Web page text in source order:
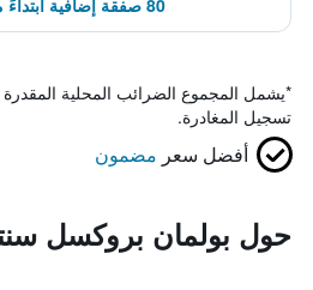
80 صفقة إضافية ابتداءً من 393 ﷼
*يشمل المجموع الضرائب المحلية
تسجيل المغادرة.
أفضل سعر مضمون
حول بولمان بروكسل